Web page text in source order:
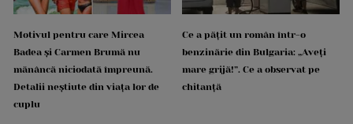
Motivul pentru care Mircea
Badea și Carmen Brumă nu
mănâncă niciodată împreună.
Detalii neștiute din viața lor de
cuplu
Ce a pățit un român într-o
benzinărie din Bulgaria: „Aveți
mare grijă!”. Ce a observat pe
chitanță